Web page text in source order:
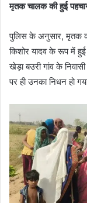
मृतक चालक की हुई
पुलिस के अनुसार, मृतक
किशोर यादव के रूप में
खेड़ा बउरी गांव के
पर ही उनका निधन हो